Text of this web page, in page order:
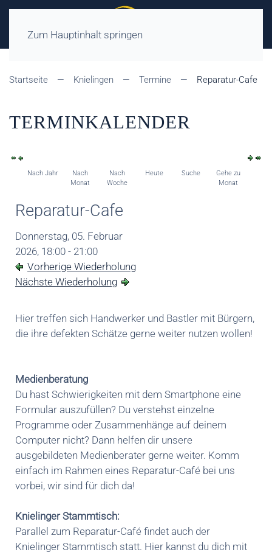
Zum Hauptinhalt springen
Startseite Knielingen Termine Reparatur-Cafe
TERMINKALENDER
Nach Jahr
Nach
Monat
Nach
Woche
Heute Suche
Gehe zu
Monat
Reparatur-Cafe
Donnerstag, 05. Februar
2026, 18:00 - 21:00
Vorherige Wiederholung
Nächste Wiederholung
Hier treffen sich Handwerker und Bastler mit Bürgern,
die ihre defekten Schätze gerne weiter nutzen wollen!
Medienberatung
Du hast Schwierigkeiten mit dem Smartphone eine
Formular auszufüllen? Du verstehst einzelne
Programme oder Zusammenhänge auf deinem
Computer nicht? Dann helfen dir unsere
ausgebildeten Medienberater gerne weiter. Komm
einfach im Rahmen eines Reparatur-Café bei uns
vorbei, wir sind für dich da!
Knielinger Stammtisch:
Parallel zum Reparatur-Café findet auch der
Knielinger Stammtisch statt. Hier kannst du dich mit